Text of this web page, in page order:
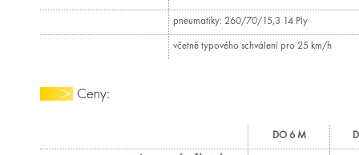
pneumatiky: 260/70/15,3 14 Ply
včetně typového schválení pro 25 km/h
Ceny:
DO 6 M